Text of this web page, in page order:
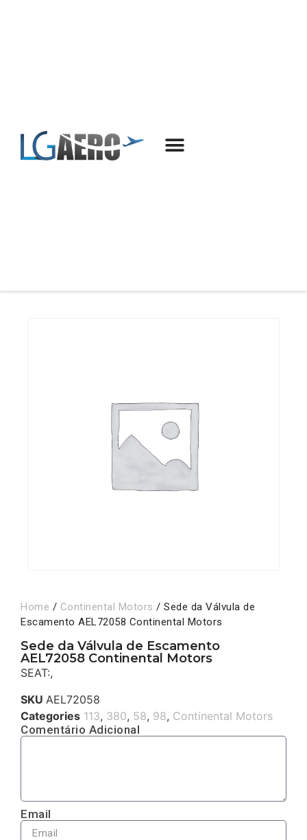
Home / Continental Motors / Sede da Válvula de
Escamento AEL72058 Continental Motors
Sede da Válvula de Escamento
AEL72058 Continental Motors
SEAT:,
SKU AEL72058
Categories 113, 380, 58, 98, Continental Motors
Comentário Adicional
Email